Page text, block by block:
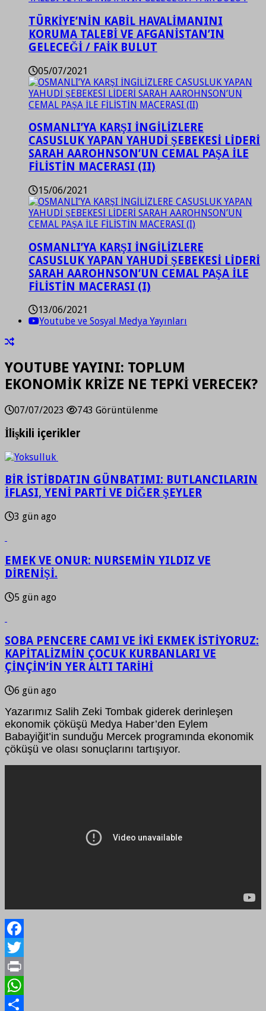
TÜRKİYE’NİN KABİL HAVALİMANINI
KORUMA TALEBİ VE AFGANİSTAN’IN
GELECEĞİ / FAİK BULUT
05/07/2021
OSMANLI’YA KARŞI İNGİLİZLERE
CASUSLUK YAPAN YAHUDİ ŞEBEKESİ LİDERİ
SARAH AAROHNSON’UN CEMAL PAŞA İLE
FİLİSTİN MACERASI (II)
15/06/2021
OSMANLI’YA KARŞI İNGİLİZLERE
CASUSLUK YAPAN YAHUDİ ŞEBEKESİ LİDERİ
SARAH AAROHNSON’UN CEMAL PAŞA İLE
FİLİSTİN MACERASI (I)
13/06/2021
Youtube ve Sosyal Medya Yayınları
YOUTUBE YAYINI: TOPLUM
EKONOMİK KRİZE NE TEPKİ VERECEK?
07/07/2023 743 Görüntülenme
İlişkili içerikler
BİR İSTİBDATIN GÜNBATIMI: BUTLANCILARIN
İFLASI, YENİ PARTİ VE DİĞER ŞEYLER
3 gün ago
EMEK VE ONUR: NURSEMİN YILDIZ VE
DİRENİŞİ.
5 gün ago
SOBA PENCERE CAMI VE İKİ EKMEK İSTİYORUZ:
KAPİTALİZMİN ÇOCUK KURBANLARI VE
ÇİNÇİN’İN YER ALTI TARİHİ
6 gün ago
Yazarımız Salih Zeki Tombak giderek derinleşen
ekonomik çöküşü Medya Haber’den Eylem
Babayiğit’in sunduğu Mercek programında ekonomik
çöküşü ve olası sonuçlarını tartışıyor.
Facebook
Twitter
Print
WhatsApp